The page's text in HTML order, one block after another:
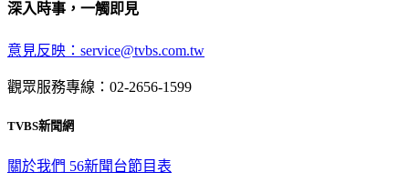
深入時事，一觸即見
意見反映：service@tvbs.com.tw
觀眾服務專線：02-2656-1599
TVBS新聞網
關於我們 56新聞台節目表